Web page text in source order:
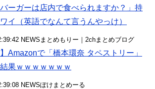
ーガーは店内で食べられますか？」持
イ（英語でなんて言うんやっけ）
NEWSまとめもりー｜2chまとめブログ
】Amazonで「橋本環奈 タペストリー」
果ｗｗｗｗｗｗｗ
NEWSぽけまとめーる